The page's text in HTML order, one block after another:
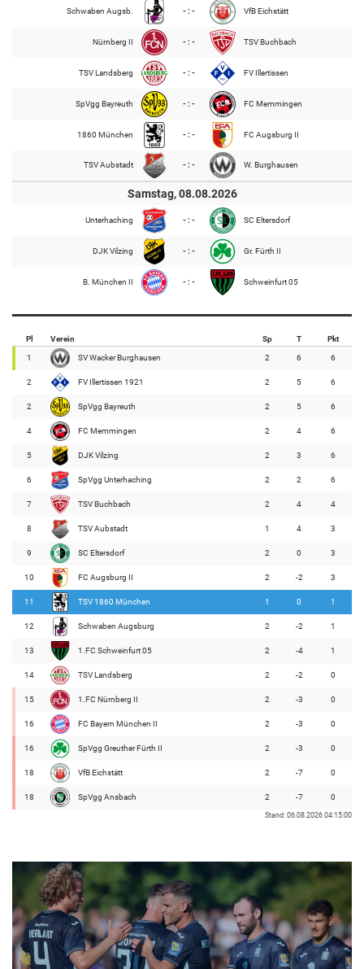
Schwaben Augsb. - : - VfB Eichstätt
Nürnberg II - : - TSV Buchbach
TSV Landsberg - : - FV Illertissen
SpVgg Bayreuth - : - FC Memmingen
1860 München - : - FC Augsburg II
TSV Aubstadt - : - W. Burghausen
Samstag, 08.08.2026
Unterhaching - : - SC Eltersdorf
DJK Vilzing - : - Gr. Fürth II
B. München II - : - Schweinfurt 05
Pl Verein Sp T Pkt
1 SV Wacker Burghausen 2 6 6
2 FV Illertissen 1921 2 5 6
2 SpVgg Bayreuth 2 5 6
4 FC Memmingen 2 4 6
5 DJK Vilzing 2 3 6
6 SpVgg Unterhaching 2 2 6
7 TSV Buchbach 2 4 4
8 TSV Aubstadt 1 4 3
9 SC Eltersdorf 2 0 3
10 FC Augsburg II 2 -2 3
11 TSV 1860 München 1 0 1
12 Schwaben Augsburg 2 -2 1
13 1.FC Schweinfurt 05 2 -4 1
14 TSV Landsberg 2 -2 0
15 1.FC Nürnberg II 2 -3 0
16 FC Bayern München II 2 -3 0
16 SpVgg Greuther Fürth II 2 -3 0
18 VfB Eichstätt 2 -7 0
18 SpVgg Ansbach 2 -7 0
Stand: 06.08.2026 04:15:00